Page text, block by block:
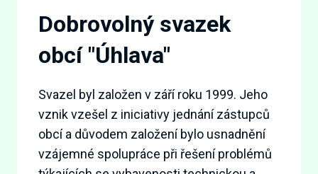
Dobrovolný svazek
obcí "Úhlava"
Svazel byl založen v září roku 1999. Jeho
vznik vzešel z iniciativy jednání zástupců
obcí a důvodem založení bylo usnadnění
vzájemné spolupráce při řešení problémů